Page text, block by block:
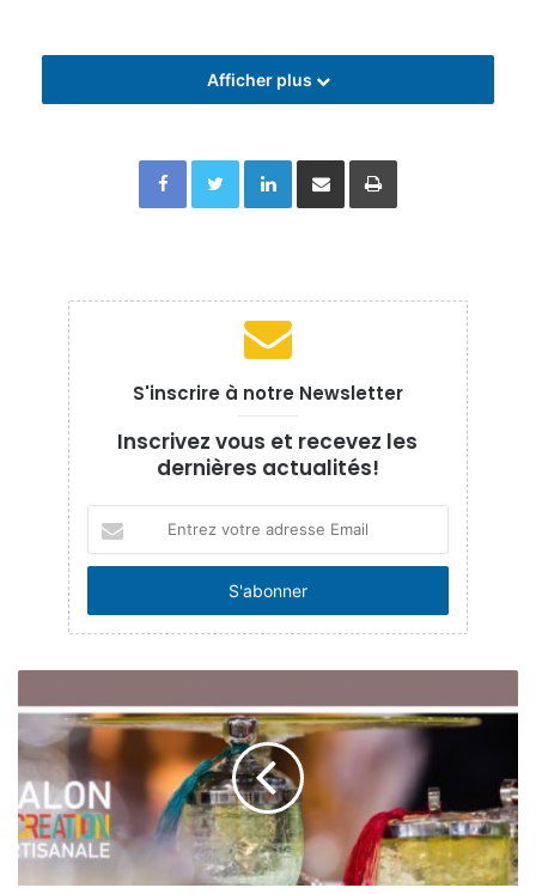
Afficher plus
FacebookTwitterLinkedinPartager par email Imprimer
S'inscrire à notre Newsletter
Inscrivez vous et recevez les
dernières actualités!
votre
adresse